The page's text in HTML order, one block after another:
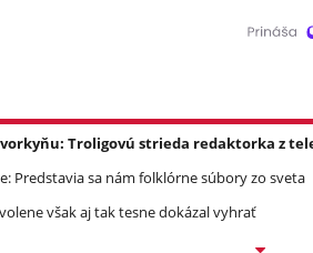
Troligovú strieda redaktorka z
Predstavia sa nám folklórne súbory zo sveta
však aj tak tesne dokázal vyhrať